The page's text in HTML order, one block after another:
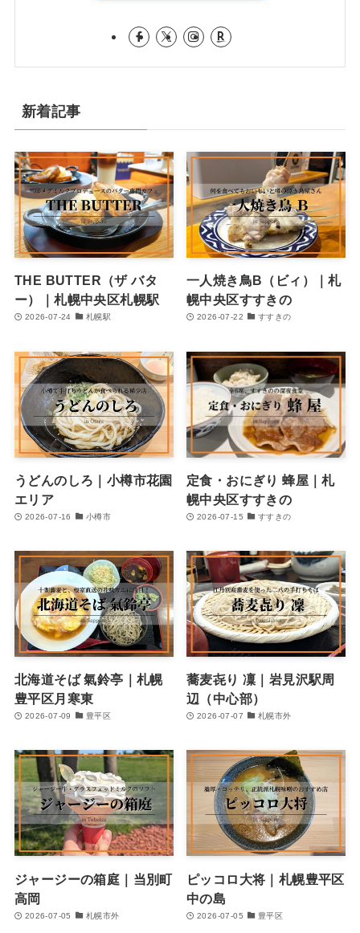
新着記事
THE BUTTER（ザ バタ
ー）｜札幌中央区札幌駅
2026-07-24 札幌駅
一人焼き鳥B（ビィ）｜札
幌中央区すすきの
2026-07-22 すすきの
うどんのしろ｜小樽市花園
エリア
2026-07-16 小樽市
定食・おにぎり 蜂屋｜札
幌中央区すすきの
2026-07-15 すすきの
北海道そば 氣鈴亭｜札幌
豊平区月寒東
2026-07-09 豊平区
蕎麦㐂り 凜｜岩見沢駅周
辺（中心部）
2026-07-07 札幌市外
ジャージーの箱庭｜当別町
高岡
2026-07-05 札幌市外
ピッコロ大将｜札幌豊平区
中の島
2026-07-05 豊平区